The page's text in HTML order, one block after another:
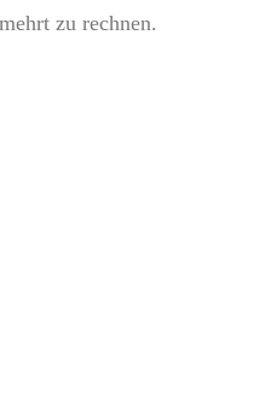
zu rechnen.